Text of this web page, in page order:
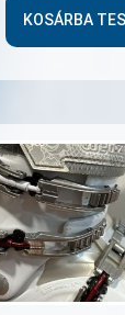
KOSÁRBA